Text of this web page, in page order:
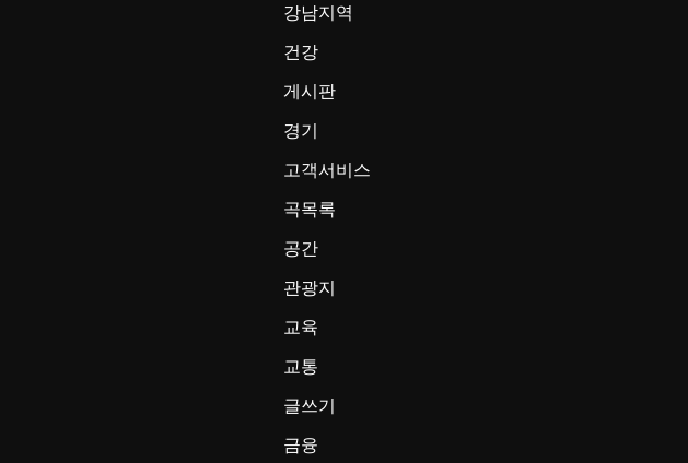
강남지역
건강
게시판
경기
고객서비스
곡목록
공간
관광지
교육
교통
글쓰기
금융